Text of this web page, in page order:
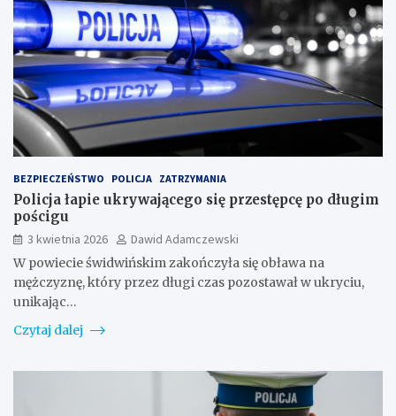
BEZPIECZEŃSTWO POLICJA ZATRZYMANIA
Policja łapie ukrywającego się przestępcę po długim
pościgu
3 kwietnia 2026
Dawid Adamczewski
W powiecie świdwińskim zakończyła się obława na
mężczyznę, który przez długi czas pozostawał w ukryciu,
unikając…
Czytaj dalej